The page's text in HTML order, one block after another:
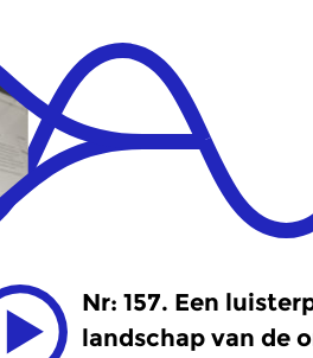
Nr: 157. Een
landschap van de